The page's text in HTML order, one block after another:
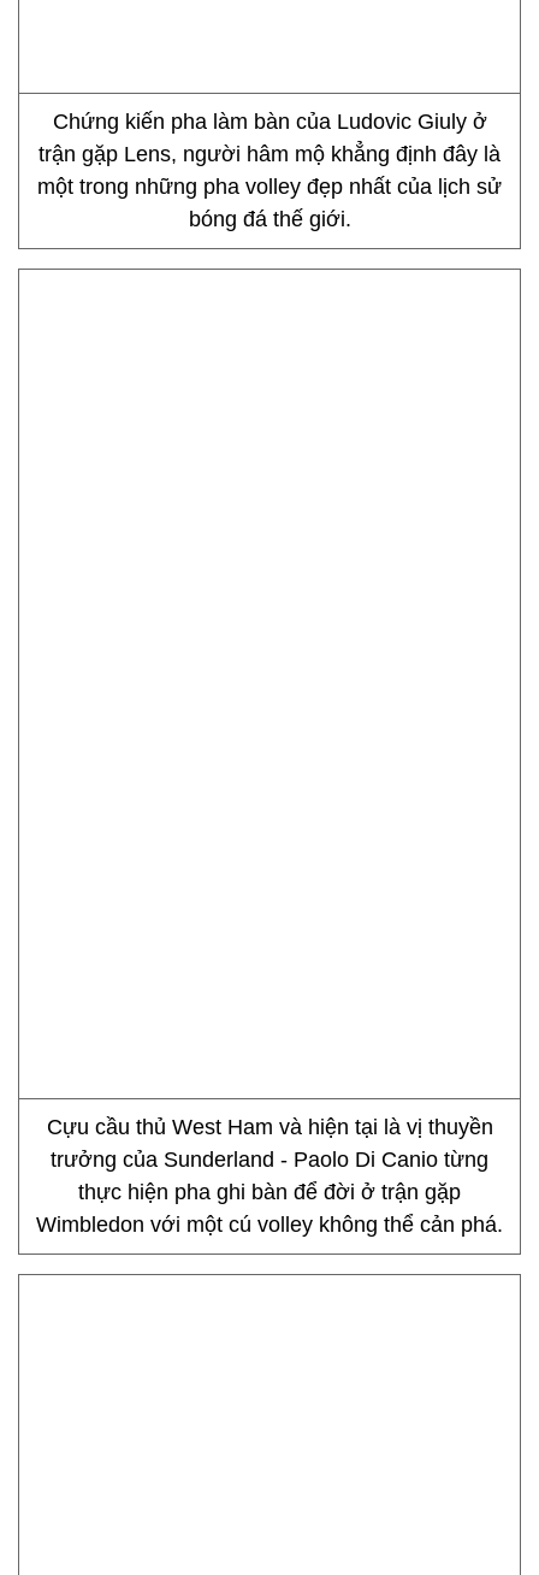
Chứng kiến pha làm bàn của Ludovic Giuly ở
trận gặp Lens, người hâm mộ khẳng định đây là
một trong những pha volley đẹp nhất của lịch sử
bóng đá thế giới.
Cựu cầu thủ West Ham và hiện tại là vị thuyền
trưởng của Sunderland - Paolo Di Canio từng
thực hiện pha ghi bàn để đời ở trận gặp
Wimbledon với một cú volley không thể cản phá.